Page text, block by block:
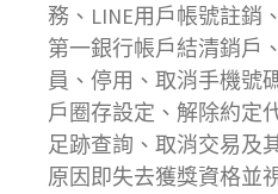
務、LINE用戶帳號註銷
第一銀行帳戶結清銷戶
員、停用、取消手機號
戶圈存設定、解除約定
足跡查詢、取消交易及
原因即失去獲獎資格並